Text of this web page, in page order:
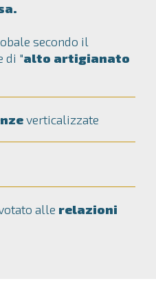
secondo il
di "alto artigianato
verticalizzate
alle relazioni